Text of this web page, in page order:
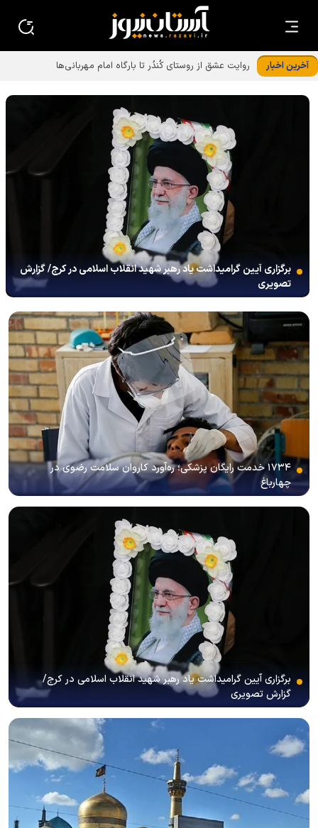
آخرین اخبار
برگزاری آیین گرامیداشت یاد رهبر شهید انقلاب اسلامی در کرج/ گزارش
تصویری
۱۷۳۴ خدمت رایگان پزشکی؛ ره‌آورد کاروان سلامت رضوی در
چهارباغ
برگزاری آیین گرامیداشت یاد رهبر شهید انقلاب اسلامی در کرج/
گزارش تصویری